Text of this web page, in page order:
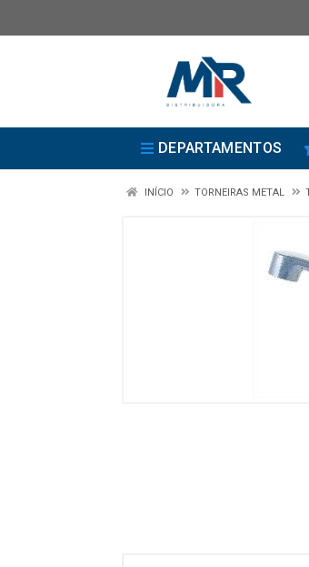
DEPARTAMENTOS
INÍCIO TORNEIRAS METAL